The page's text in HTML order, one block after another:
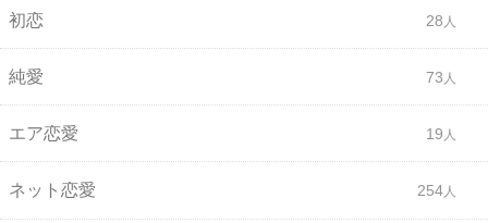
初恋 28
純愛 73
エア恋愛 19
ネット恋愛 254